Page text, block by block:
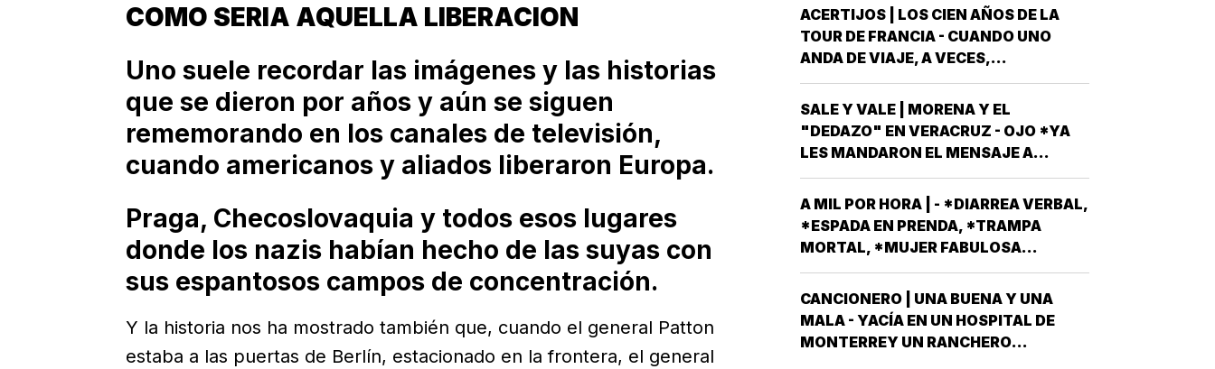
COMO SERIA AQUELLA LIBERACION
Uno suele recordar las imágenes y las historias
que se dieron por años y aún se siguen
rememorando en los canales de televisión,
cuando americanos y aliados liberaron Europa.
Praga, Checoslovaquia y todos esos lugares
donde los nazis habían hecho de las suyas con
sus espantosos campos de concentración.
Y la historia nos ha mostrado también que, cuando el general Patton
estaba a las puertas de Berlín, estacionado en la frontera, el general
CALUROSA EN PRIMAVERA ROMPIÓ
TODOS LOS…
ACERTIJOS | LOS CIEN AÑOS DE LA
TOUR DE FRANCIA - CUANDO UNO
ANDA DE VIAJE, A VECES,
CIRCUNSTANCIALMENTE, OCURREN
COSAS QUE NO LLEVABAS PLANEADA
*ME HAN OCURRIDO ALGUNAS
OCASIONES *AHORA REMEMORO
SALE Y VALE | MORENA Y EL
"DEDAZO" EN VERACRUZ - OJO *YA
LES MANDARON EL MENSAJE A
TODOS AQUELLOS PERSONAJES QUE
ASPIRAN A SER CANDIDATOS A
DIPUTADOS LOCALES, EN ALGUNO DE
LOS 30 DISTRITOS QUE HAY EN
VERACRUZ POR EL PARTIDO MORENA,
A MIL POR HORA | - *DIARREA VERBAL,
*ESPADA EN PRENDA, *TRAMPA
MORTAL, *MUJER FABULOSA...
CANCIONERO | UNA BUENA Y UNA
MALA - YACÍA EN UN HOSPITAL DE
MONTERREY UN RANCHERO